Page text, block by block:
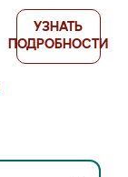
УЗНАТЬ
ПОДРОБНОСТИ